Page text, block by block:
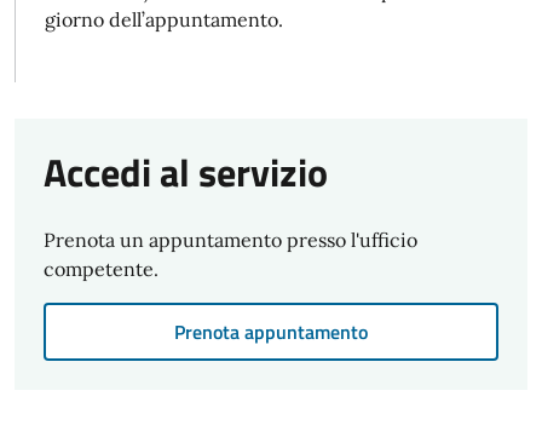
giorno dell’appuntamento.
Accedi al servizio
Prenota un appuntamento presso l'ufficio
competente.
Prenota appuntamento